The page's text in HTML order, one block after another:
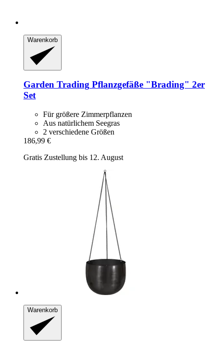
Warenkorb
Garden Trading Pflanzgefäße "Brading" 2er
Set
Für größere Zimmerpflanzen
Aus natürlichem Seegras
2 verschiedene Größen
186,99 €
Gratis Zustellung bis 12. August
Warenkorb